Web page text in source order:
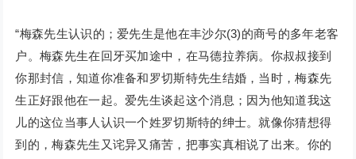
“梅森先生认识的；爱先生是他在丰沙尔(3)的商号的多年老客
户。梅森先生在回牙买加途中，在马德拉养病。你叔叔接到
你那封信，知道你准备和罗切斯特先生结婚，当时，梅森先
生正好跟他在一起。爱先生谈起这个消息；因为他知道我这
儿的这位当事人认识一个姓罗切斯特的绅士。就像你猜想得
到的，梅森先生又诧异又痛苦，把事实真相说了出来。你的